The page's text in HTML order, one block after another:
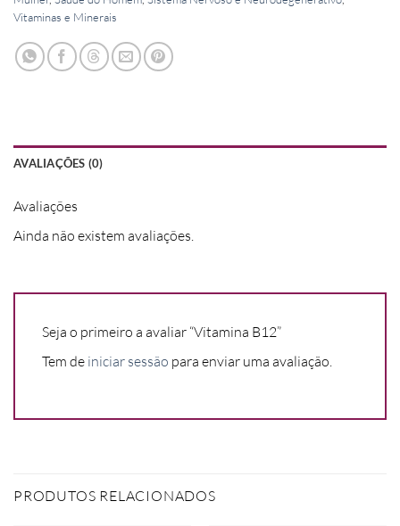
Vitaminas e Minerais
AVALIAÇÕES (0)
Avaliações
Ainda não existem avaliações.
Seja o primeiro a avaliar “Vitamina B12”
Tem de iniciar sessão para enviar uma avaliação.
PRODUTOS RELACIONADOS